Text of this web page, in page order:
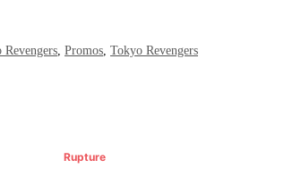
, Promos, Tokyo Revengers
Rupture